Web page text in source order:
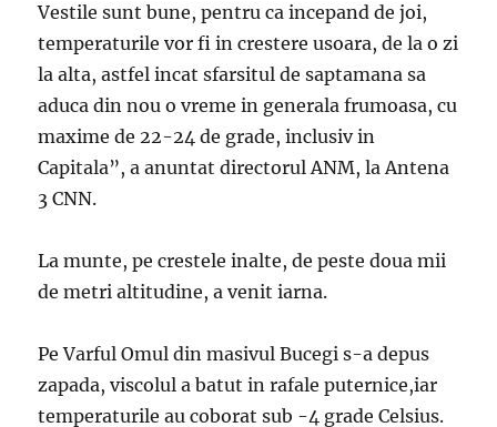
Vestile sunt bune, pentru ca incepand de joi,
temperaturile vor fi in crestere usoara, de la o zi
la alta, astfel incat sfarsitul de saptamana sa
aduca din nou o vreme in generala frumoasa, cu
maxime de 22-24 de grade, inclusiv in
Capitala”, a anuntat directorul ANM, la Antena
3 CNN.
La munte, pe crestele inalte, de peste doua mii
de metri altitudine, a venit iarna.
Pe Varful Omul din masivul Bucegi s-a depus
zapada, viscolul a batut in rafale puternice,iar
temperaturile au coborat sub -4 grade Celsius.